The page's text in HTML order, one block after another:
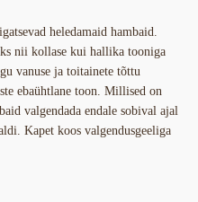
heledamaid hambaid.
nii kollase kui hallika tooniga
vanuse ja toitainete tõttu
ebaühtlane toon. Millised on
valgendada endale sobival ajal
Kapet koos valgendusgeeliga